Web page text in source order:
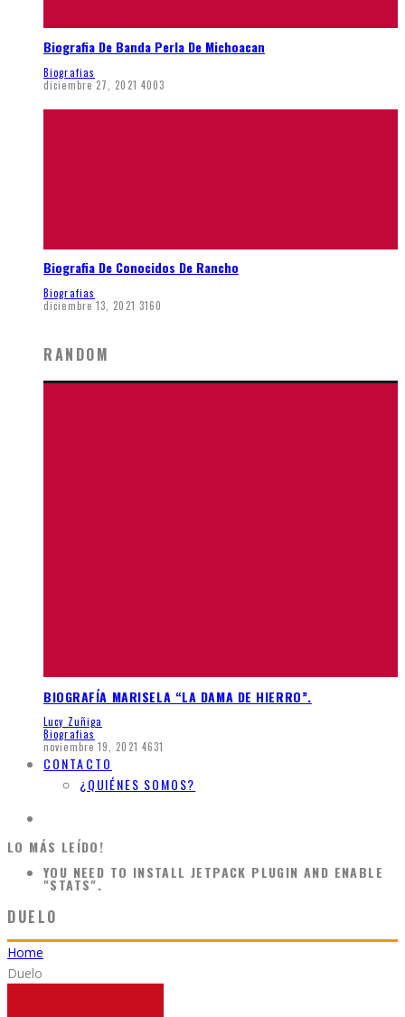
Biografia De Banda Perla De Michoacan
Biografias
diciembre 27, 2021 4003
Biografia De Conocidos De Rancho
Biografias
diciembre 13, 2021 3160
RANDOM
BIOGRAFÍA MARISELA “LA DAMA DE HIERRO”.
Lucy Zuñiga
Biografias
noviembre 19, 2021 4631
CONTACTO
¿QUIÉNES SOMOS?
LO MÁS LEÍDO!
YOU NEED TO INSTALL JETPACK PLUGIN AND ENABLE
"STATS".
DUELO
Home
Duelo